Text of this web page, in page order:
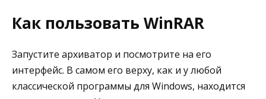
Как пользовать WinRAR
Запустите архиватор и посмотрите на его
интерфейс. В самом его верху, как и у любой
классической программы для Windows, находится